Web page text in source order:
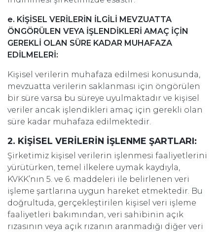
e. KİŞİSEL VERİLERİN İLGİLİ MEVZUATTA
ÖNGÖRÜLEN VEYA İŞLENDİKLERİ AMAÇ İÇİN
GEREKLİ OLAN SÜRE KADAR MUHAFAZA
EDİLMELERİ:
Kişisel verilerin muhafaza edilmesi konusunda,
mevzuatta verilerin saklanması için öngörülen
bir süre varsa bu süreye uyulmaktadır ve kişisel
veriler ancak işlendikleri amaç için gerekli olan
süre kadar muhafaza edilmektedir.
2. KİŞİSEL VERİLERİN İŞLENME ŞARTLARI:
Şirketimiz kişisel verilerin işlenmesi faaliyetlerini
yürütürken, temel ilkelere uymak kaydıyla,
KVKK’nın 5. ve 6. maddeleri ile belirlenen veri
işleme şartlarına uygun hareket etmektedir. Bu
doğrultuda, gerçekleştirilen kişisel veri işleme
faaliyetleri bakımından, veri sahibinin açık
rızasının veya açık rızanın aranmadığı diğer veri